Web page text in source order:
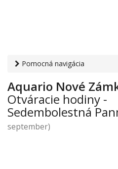
Pomocná navigácia
zábavné centrá›
Nové Zámky
Aquario Nové
Otváracie hodiny -
Sedembolestná
september)